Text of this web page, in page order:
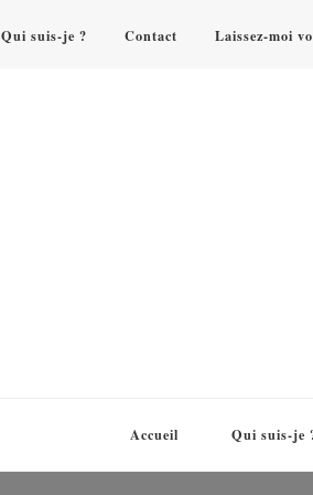
Qui suis-je ? Contact Laissez-moi
Accueil Qui suis-je